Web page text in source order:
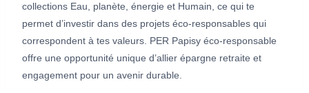
collections Eau, planète, énergie et Humain, ce qui te
permet d’investir dans des projets éco-responsables qui
correspondent à tes valeurs. PER Papisy éco-responsable
offre une opportunité unique d’allier épargne retraite et
engagement pour un avenir durable.